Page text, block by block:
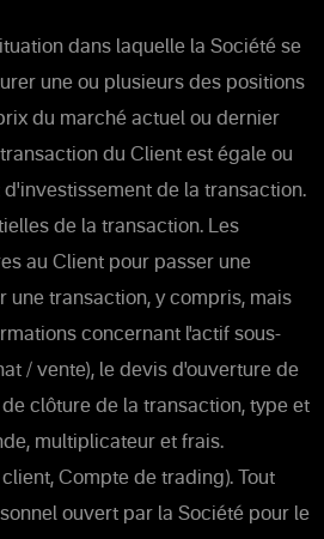
dans laquelle la Société se
une ou plusieurs des positions
du marché actuel ou dernier
du Client est égale ou
de la transaction.
de la transaction. Les
au Client pour passer une
une transaction, y compris, mais
concernant l'actif sous-
/ vente), le devis d'ouverture de
clôture de la transaction, type et
multiplicateur et frais.
Compte de trading). Tout
ouvert par la Société pour le